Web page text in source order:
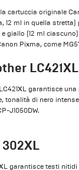
cartuccia originale
12 ml in quella stretta)
giallo (12 ml
Pixma, come
LC421XL
garantisce
tonalità di nero
J1050DW.
garantisce testi nitidi